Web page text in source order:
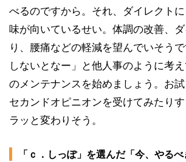
べるのですから。それ、ダイレクト
味が向いているせい。体調の改善、
り、腰痛などの軽減を望んでいそう
しないとなー」と他人事のように考
のメンテナンスを始めましょう。お
セカンドオピニオンを受けてみたり
ラッと変わりそう。
「ｃ．しっぽ」を選んだ「今、やる